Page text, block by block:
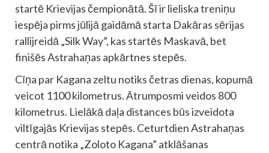
startē Krievijas čempionātā. Šī ir lieliska treniņu
iespēja pirms jūlijā gaidāmā starta Dakāras sērijas
rallijreidā „Silk Way”, kas startēs Maskavā, bet
finišēs Astrahaņas apkārtnes stepēs.
Cīņa par Kagana zeltu notiks četras dienas, kopumā
veicot 1100 kilometrus. Ātrumposmi veidos 800
kilometrus. Lielākā daļa distances būs izveidota
viltīgajās Krievijas stepēs. Ceturtdien Astrahaņas
centrā notika „Zoloto Kagana” atklāšanas